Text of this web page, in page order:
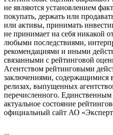
не являются установлением
покупать, держать или
или активы, принимать
не принимает на себя никакой
любыми последствиями,
рекомендациями и иными
связанными с рейтинговой
Агентством рейтинговыми
заключениями, содержащимися
релизах, выпущенных
перечисленного.
актуальное состояние
официальный сайт АО